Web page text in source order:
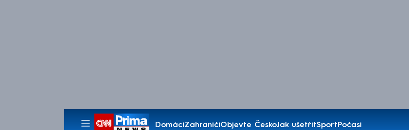
DomácíZahraničíObjevte ČeskoJak ušetřitSportPočasí